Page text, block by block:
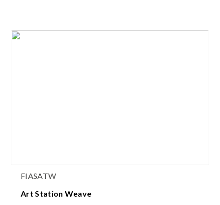
FIASATW
Art Station Weave